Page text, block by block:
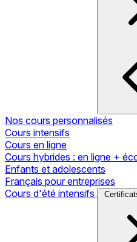
Nos cours personnalisés
Cours intensifs
Cours en ligne
Cours hybrides : en ligne +
Enfants et adolescents
Français pour entreprises
Cours d'été intensifs